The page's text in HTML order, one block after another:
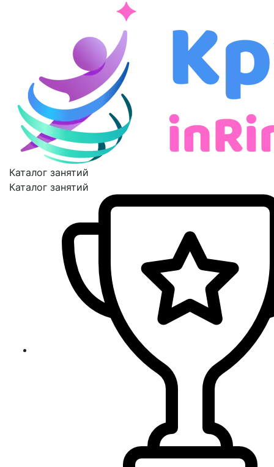
Каталог занятий
Каталог занятий